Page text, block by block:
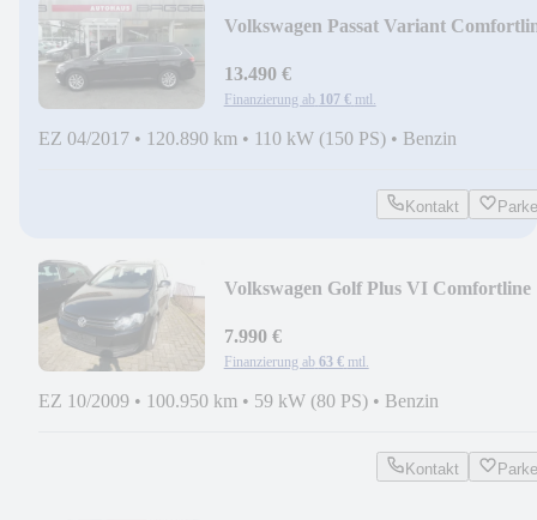
Volkswagen Passat Variant
13.490 €
Finanzierung ab 107 € mtl.
EZ 04/2017 • 120.890 km • 110 kW (150 PS) • Benzin
Kontakt
Volkswagen Golf Plus VI Comfortline
7.990 €
Finanzierung ab 63 € mtl.
EZ 10/2009 • 100.950 km • 59 kW (80 PS) • Benzin
Kontakt